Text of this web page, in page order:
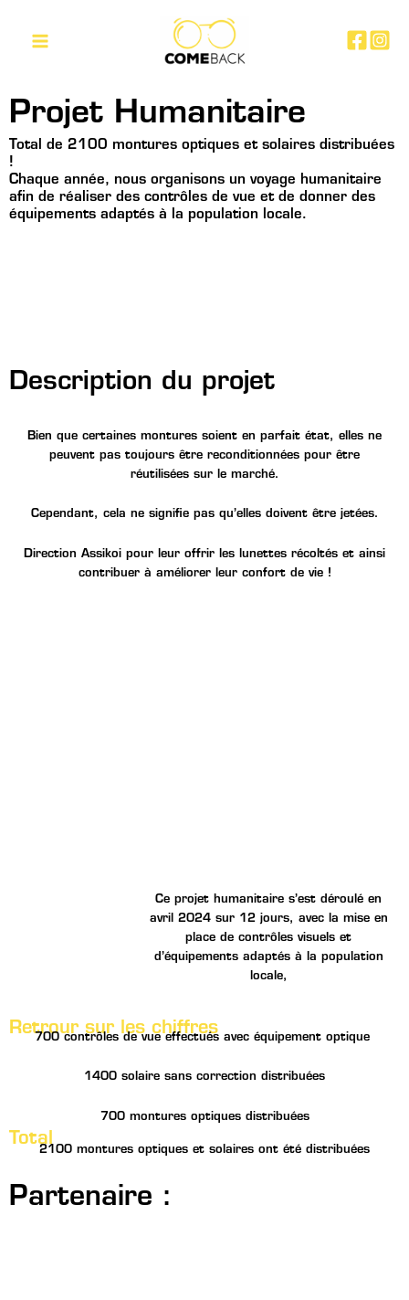
Projet Humanitaire
Total de 2100 montures optiques et solaires distribuées
!
Chaque année, nous organisons un voyage humanitaire
afin de réaliser des contrôles de vue et de donner des
équipements adaptés à la population locale.
Description du projet
Bien que certaines montures soient en parfait état, elles ne
peuvent pas toujours être reconditionnées pour être
réutilisées sur le marché.
Cependant, cela ne signifie pas qu’elles doivent être jetées.
Direction Assikoi pour leur offrir les lunettes récoltés et ainsi
contribuer à améliorer leur confort de vie !
Ce projet humanitaire s’est déroulé en
avril 2024 sur 12 jours, avec la mise en
place de contrôles visuels et
d’équipements adaptésà la population
locale,
Retrour sur les chiffres
700 contrôles de vue effectués avec équipement optique
1400 solaire sans correction distribuées
700 montures optiques distribuées
Total
2100 montures optiques et solaires ont été distribuées
Partenaire :